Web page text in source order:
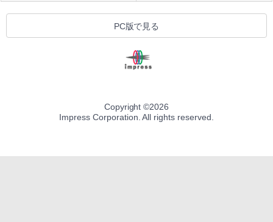
PC版で見る
Copyright ©2026
Impress Corporation. All rights reserved.